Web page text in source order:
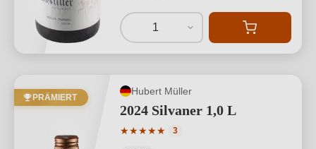
1
PRÄMIERT
Hubert Müller
2024 Silvaner 1,0 L
★★★★★
Durchschnittliche Bewertung von 5
3